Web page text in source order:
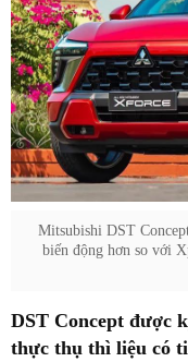
Mitsubishi DST
biến động hơn so với
DST Concept được
thực thụ thì liệu có